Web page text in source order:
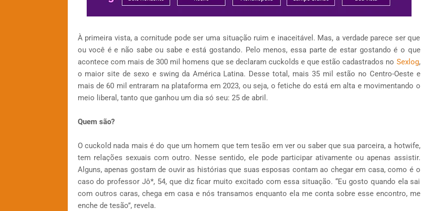
À primeira vista, a cornitude pode ser uma situação ruim e inaceitável. Mas, a verdade parece ser que
ou você é e não sabe ou sabe e está gostando. Pelo menos, essa parte de estar gostando é o que
acontece com mais de 300 mil homens que se declaram cuckolds e que estão cadastrados no Sexlog,
o maior site de sexo e swing da América Latina. Desse total, mais 35 mil estão no Centro-Oeste e
mais de 60 mil entraram na plataforma em 2023, ou seja, o fetiche do está em alta e movimentando o
meio liberal, tanto que ganhou um dia só seu: 25 de abril.
Quem são?
O cuckold nada mais é do que um homem que tem tesão em ver ou saber que sua parceira, a hotwife,
tem relações sexuais com outro. Nesse sentido, ele pode participar ativamente ou apenas assistir.
Alguns, apenas gostam de ouvir as histórias que suas esposas contam ao chegar em casa, como é o
caso do professor Jô*, 54, que diz ficar muito excitado com essa situação. “Eu gosto quando ela sai
com outros caras, chega em casa e nós transamos enquanto ela me conta sobre esse encontro, me
enche de tesão”, revela.